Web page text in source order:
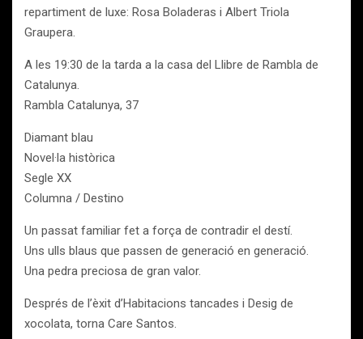
repartiment de luxe: Rosa Boladeras i Albert Triola
Graupera.
A les 19:30 de la tarda a la casa del Llibre de Rambla de
Catalunya.
Rambla Catalunya, 37
Diamant blau
Novel·la històrica
Segle XX
Columna / Destino
Un passat familiar fet a força de contradir el destí.
Uns ulls blaus que passen de generació en generació.
Una pedra preciosa de gran valor.
Després de l’èxit d’Habitacions tancades i Desig de
xocolata, torna Care Santos.